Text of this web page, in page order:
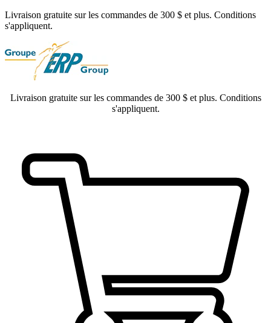
Livraison gratuite sur les commandes de 300 $ et plus. Conditions
s'appliquent.
Livraison gratuite sur les commandes de 300 $ et plus. Conditions
s'appliquent.